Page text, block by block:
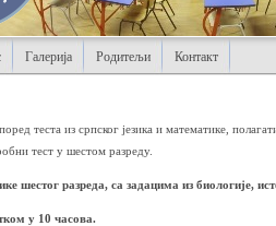
Галерија Родитељи Контакт
теста из српског језика и математике,
тест у шестом разреду.
шестог разреда, са задацима из биологије,
у 10 часова.